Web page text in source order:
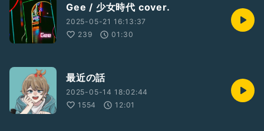
Gee / 少女時代 cover.
2025-05-21 16:13:37
239
01:30
最近の話
2025-05-14 18:02:44
1554
12:01